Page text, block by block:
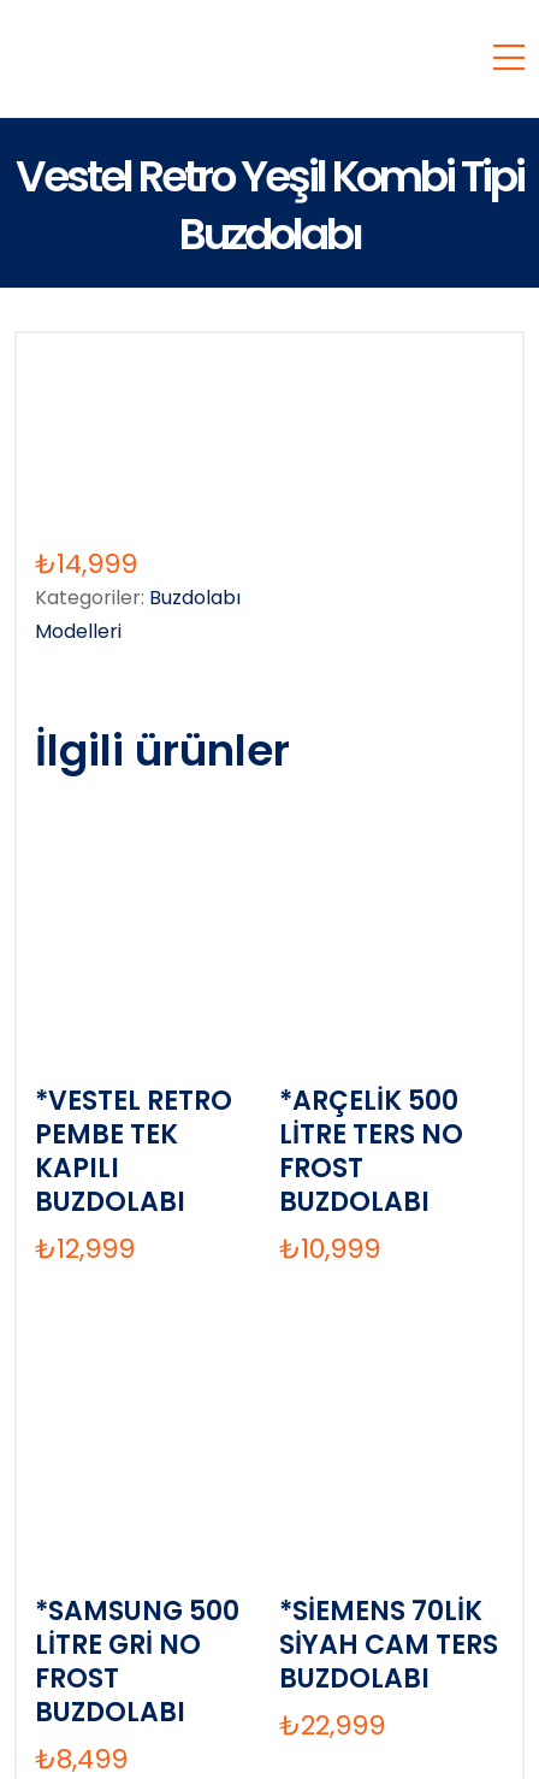
Vestel Retro Yeşil Kombi Tipi
Buzdolabı
₺14,999
Kategoriler: Buzdolabı
Modelleri
İlgili ürünler
*VESTEL RETRO
PEMBE TEK
KAPILI
BUZDOLABI
₺12,999
*ARÇELİK 500
LİTRE TERS NO
FROST
BUZDOLABI
₺10,999
*SAMSUNG 500
LİTRE GRİ NO
FROST
BUZDOLABI
₺8,499
*SİEMENS 70LİK
SİYAH CAM TERS
BUZDOLABI
₺22,999